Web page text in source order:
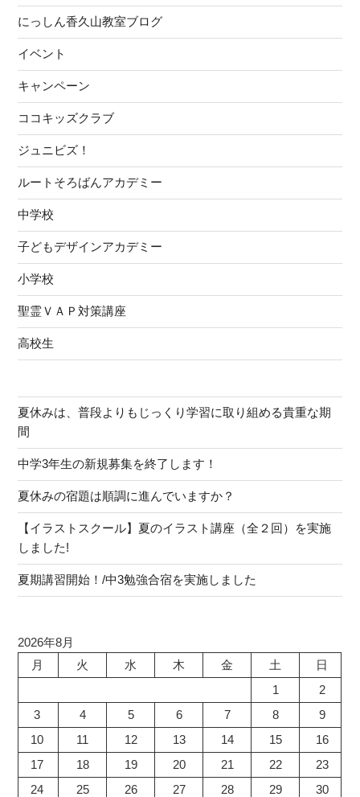
にっしん香久山教室ブログ
イベント
キャンペーン
ココキッズクラブ
ジュニビズ！
ルートそろばんアカデミー
中学校
子どもデザインアカデミー
小学校
聖霊ＶＡＰ対策講座
高校生
夏休みは、普段よりもじっくり学習に取り組める貴重な期
間
中学3年生の新規募集を終了します！
夏休みの宿題は順調に進んでいますか？
【イラストスクール】夏のイラスト講座（全２回）を実施
しました!
夏期講習開始！/中3勉強合宿を実施しました
2026年8月
月
火 水 木 金 土
日
1
2
3
4 5 6 7 8
9
10
11 12 13 14 15
16
17
18 19 20 21 22
23
24
25 26 27 28 29
30